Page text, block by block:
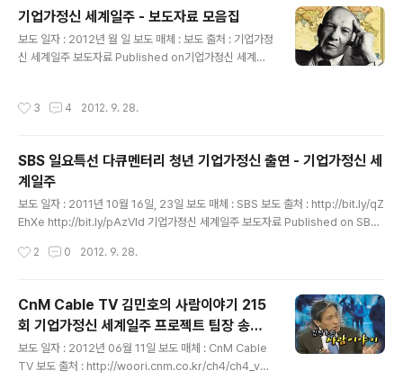
해서 게재해본다. 밤 늦게까지 부족한 나를 열심히 인터뷰
하신 강기자님께 감사드리며..... [Narrative Report]“더
잃을 것이 없다”, 나는 오늘도 배낭을 멘다 ‘지구촌 잡스’를
찾으러… 송정현 씨는 기업가정신을 배우려고 2010년부
송 씨의 방에는 세계지..
기업가정신 세계일주 - 보도자료 모음집
보도 일자 : 2012년 월 일 보도 매체 : 보도 출처 : 기업가정
신 세계일주 보도자료 Published on기업가정신 세계일
적으로 업데이트하겠습니다. 고맙습니다. ==========
케이블TV ch1 김민호의 사람이야기-기업가정신 세계일
주 프로젝트 팀장 송정현http://j.mp/wetproject-b28
===================================
===================================
3 4 2012. 9. 28.
SBS 일요특선 다큐멘터리 청년 기업가정신 출연 - 기업가정신 세
계일주
보도 일자 : 2011년 10월 16일, 23일 보도 매체 : SBS 보도 출처 : http://bit.ly/qZ
EhXe http://bit.ly/pAzVId 기업가정신 세계일주 보도자료 Published on SBS
정신2부 방영분에 출연 특집다큐멘터리(118회) 방영일 : 2011-10-16 일요특선다
분 공유페이스북트위터 1부 지난 방송 다시 보기 : http://bit.ly/qZEhXe 특집다큐
멘터리(121회) 방영일 : 2011-10-23 일요특선다큐멘터리 창업 DNA를 깨우다 (2
부) 방송일시 : 2011년 10월 23..
2 0 2012. 9. 28.
CnM Cable TV 김민호의 사람이야기 215
회 기업가정신 세계일주 프로젝트 팀장 송정
현 - 기업가정신 세계일주
보도 일자 : 2012년 06월 11일 보도 매체 : CnM Cable
TV 보도 출처 : http://woori.cnm.co.kr/ch4/ch4_vo